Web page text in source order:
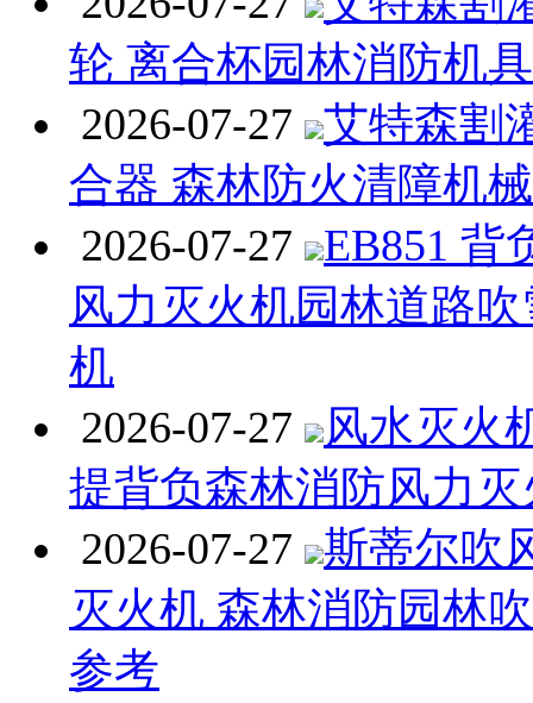
轮 离合杯园林消防机
2026-07-27
艾特森割
合器 森林防火清障机
2026-07-27
EB851 背
风力灭火机园林道路
机
2026-07-27
风水灭火
提背负森林消防风力
2026-07-27
斯蒂尔吹
灭火机 森林消防园林
参考